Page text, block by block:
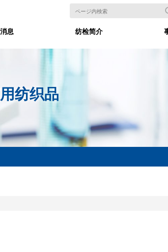
息 纺检简介
纺织品